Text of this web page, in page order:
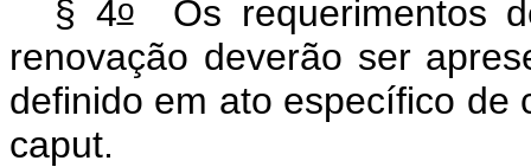
§ 4oOs requerimentos
renovação deverão ser
definido em ato específico de
caput.